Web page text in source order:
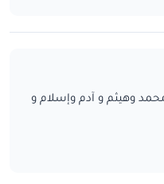
وهيثم و آدم وإسلام و